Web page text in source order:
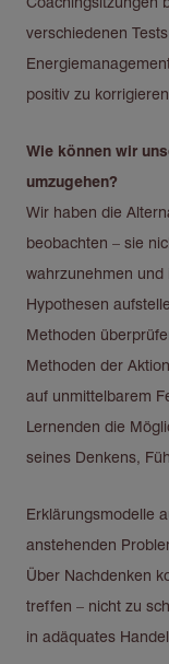
verschiedenen
positiv zu
Wie können wir
umzugehen?
Wir haben die
beobachten – sie
wahrzunehmen
Hypothesen
Methoden
Methoden der
auf unmittelbarem
Lernenden die
seines Denkens,
Erklärungsmodelle
anstehenden
Über Nachdenken
treffen – nicht zu
in adäquates